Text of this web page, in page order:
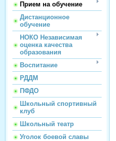
Прием на обучение
Дистанционное
обучение
НОКО Независимая
оценка качества
образования
Воспитание
РДДМ
ПФДО
Школьный спортивный
клуб
Школьный театр
Уголок боевой славы